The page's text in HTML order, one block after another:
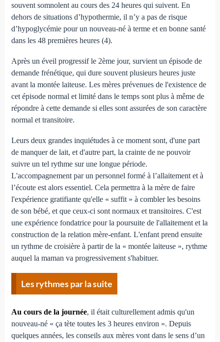
souvent somnolent au cours des 24 heures qui suivent. En
dehors de situations d’hypothermie, il n’y a pas de risque
d’hypoglycémie pour un nouveau-né à terme et en bonne santé
dans les 48 premières heures (4).
Après un éveil progressif le 2ème jour, survient un épisode de
demande frénétique, qui dure souvent plusieurs heures juste
avant la montée laiteuse. Les mères prévenues de l'existence de
cet épisode normal et limité dans le temps sont plus à même de
répondre à cette demande si elles sont assurées de son caractère
normal et transitoire.
Leurs deux grandes inquiétudes à ce moment sont, d'une part
de manquer de lait, et d'autre part, la crainte de ne pouvoir
suivre un tel rythme sur une longue période.
L'accompagnement par un personnel formé à l’allaitement et à
l’écoute est alors essentiel. Cela permettra à la mère de faire
l'expérience gratifiante qu'elle « suffit » à combler les besoins
de son bébé, et que ceux-ci sont normaux et transitoires. C'est
une expérience fondatrice pour la poursuite de l'allaitement et la
construction de la relation mère-enfant. L'enfant prend ensuite
un rythme de croisière à partir de la « montée laiteuse », rythme
auquel la maman va progressivement s'habituer.
Les rythmes par la suite
Au cours de la journée, il était culturellement admis qu'un
nouveau-né « ça tète toutes les 3 heures environ ». Depuis
quelques années, les conseils aux mères vont dans le sens d’un